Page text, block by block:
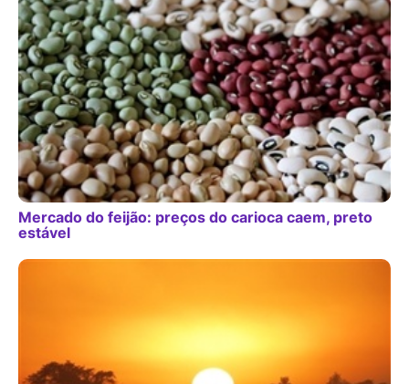
Mercado do feijão: preços do carioca caem, preto
estável